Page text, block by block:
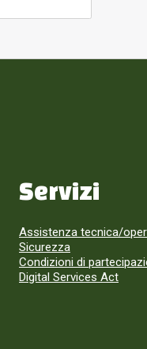
Servizi
Assistenza tecnica/
Sicurezza
Condizioni di
Digital Services Act